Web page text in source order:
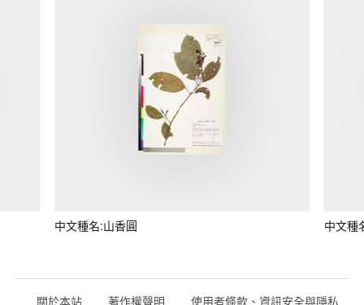
中文種名:山香圓 中文種
關於本站 著作權聲明 使用者條款、資訊安全與隱私